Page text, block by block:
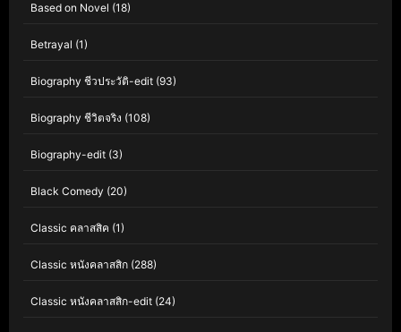
Based on Novel (18)
Betrayal (1)
Biography ชีวประวัติ-edit (93)
Biography ชีวิตจริง (108)
Biography-edit (3)
Black Comedy (20)
Classic คลาสสิค (1)
Classic หนังคลาสสิก (288)
Classic หนังคลาสสิก-edit (24)